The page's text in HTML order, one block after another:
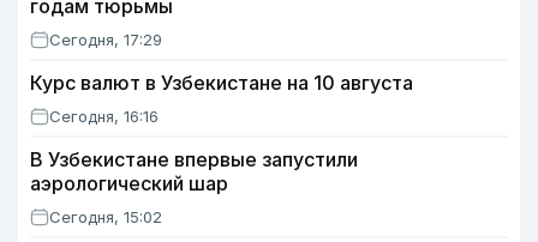
годам тюрьмы
Сегодня, 17:29
Курс валют в Узбекистане на 10 августа
Сегодня, 16:16
В Узбекистане впервые запустили
аэрологический шар
Сегодня, 15:02